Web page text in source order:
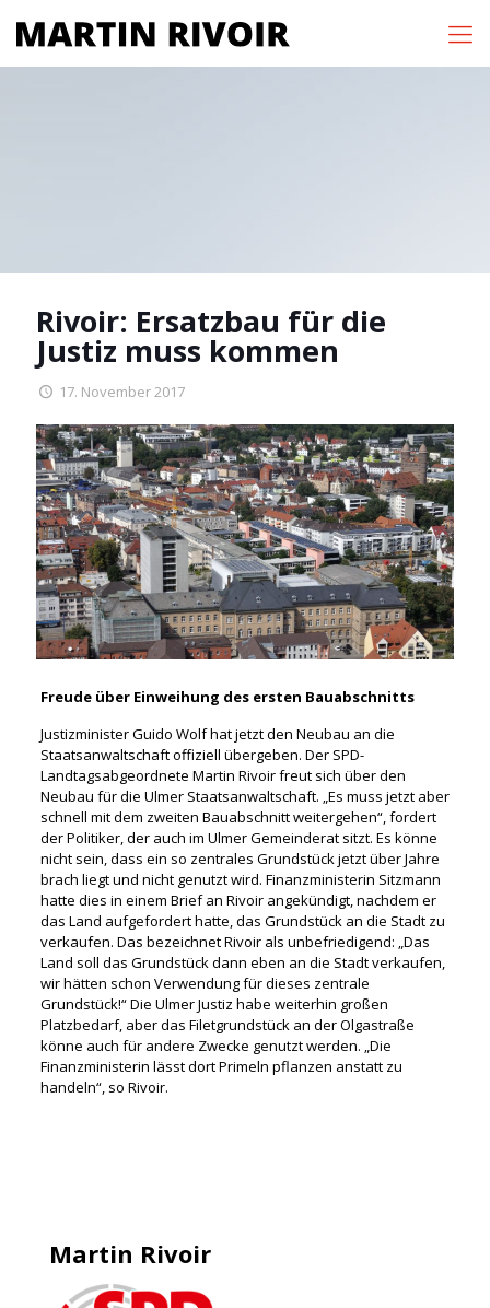
Rivoir: Ersatzbau für die
Justiz muss kommen
17. November 2017
Freude über Einweihung des ersten Bauabschnitts
Justizminister Guido Wolf hat jetzt den Neubau an die
Staatsanwaltschaft offiziell übergeben. Der SPD-
Landtagsabgeordnete Martin Rivoir freut sich über den
Neubau für die Ulmer Staatsanwaltschaft. „Es muss jetzt aber
schnell mit dem zweiten Bauabschnitt weitergehen“, fordert
der Politiker, der auch im Ulmer Gemeinderat sitzt. Es könne
nicht sein, dass ein so zentrales Grundstück jetzt über Jahre
brach liegt und nicht genutzt wird. Finanzministerin Sitzmann
hatte dies in einem Brief an Rivoir angekündigt, nachdem er
das Land aufgefordert hatte, das Grundstück an die Stadt zu
verkaufen. Das bezeichnet Rivoir als unbefriedigend: „Das
Land soll das Grundstück dann eben an die Stadt verkaufen,
wir hätten schon Verwendung für dieses zentrale
Grundstück!“ Die Ulmer Justiz habe weiterhin großen
Platzbedarf, aber das Filetgrundstück an der Olgastraße
könne auch für andere Zwecke genutzt werden. „Die
Finanzministerin lässt dort Primeln pflanzen anstatt zu
handeln“, so Rivoir.
Martin Rivoir